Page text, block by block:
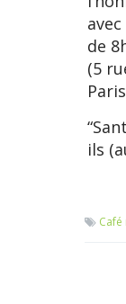
de
(5
ils
Café